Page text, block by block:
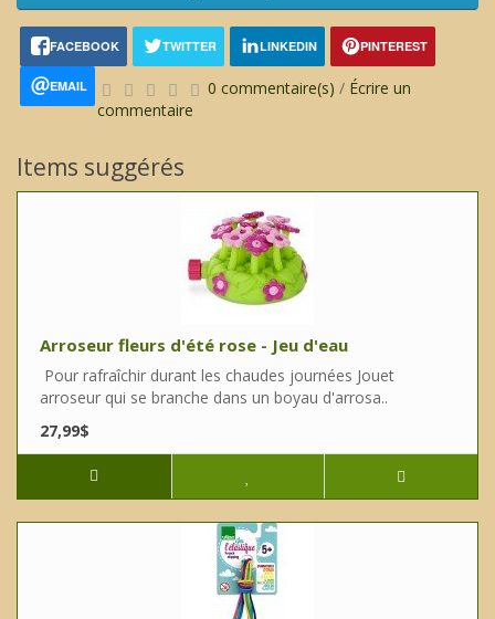
FACEBOOK TWITTER LINKEDIN PINTEREST
EMAIL 0 commentaire(s) / Écrire un
commentaire
Items suggérés
Arroseur fleurs d'été rose - Jeu d'eau
Pour rafraîchir durant les chaudes journées Jouet
arroseur qui se branche dans un boyau d'arrosa..
27,99$